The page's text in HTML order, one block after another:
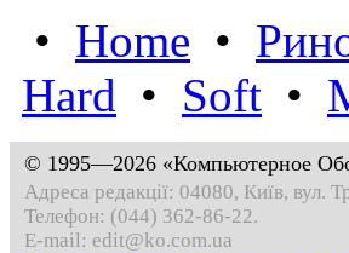
• Home •
Hard • Soft •
© 1995—2026 «Компьютерное
Адреса редакції: 04080, Київ, вул.
Телефон: (044) 362-86-22.
E-mail: edit@ko.com.ua